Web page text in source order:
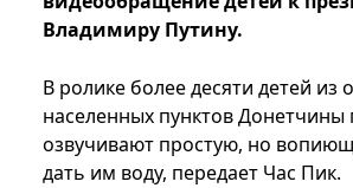
Владимиру Путину.
В ролике более десяти детей из
населенных пунктов Донетчины
озвучивают простую, но
дать им воду, передает Час Пик.